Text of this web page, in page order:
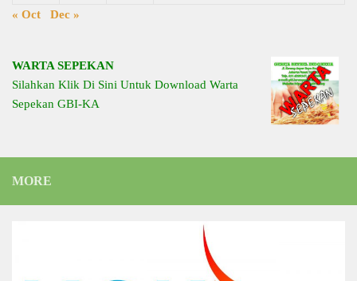
« Oct Dec »
WARTA SEPEKAN
Silahkan Klik Di Sini Untuk Download Warta
Sepekan GBI-KA
MORE